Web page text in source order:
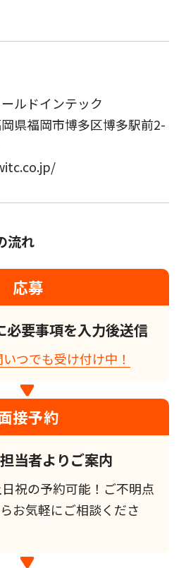
ルドインテック
県福岡市博多区博多駅前2-
流れ
応募
必要事項を入力後送信
つでも受け付け中！
接予約
当者よりご案内
祝の予約可能！ご不明点
お気軽にご相談くださ